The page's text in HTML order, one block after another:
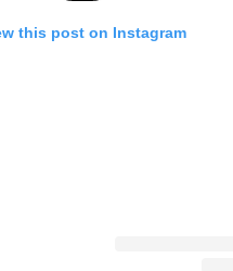
this post on Instagram